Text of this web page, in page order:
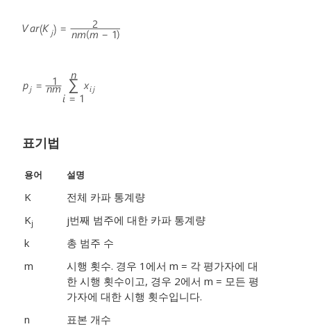
표기법
용어 설명
K
전체 카파 통계량
Kj j번째 범주에 대한 카파 통계량
k
총 범주 수
m
시행 횟수. 경우 1에서 m = 각 평가자에 대
한 시행 횟수이고, 경우 2에서 m = 모든 평
가자에 대한 시행 횟수입니다.
n
표본 개수